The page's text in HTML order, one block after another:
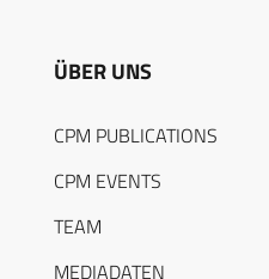
ÜBER UNS
CPM PUBLICATIONS
CPM EVENTS
TEAM
MEDIADATEN